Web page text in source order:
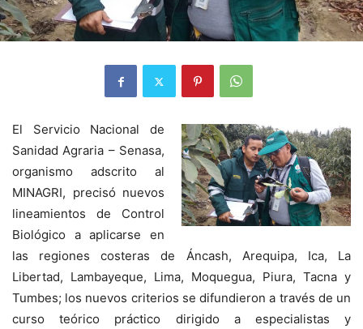
El Servicio Nacional de
Sanidad Agraria – Senasa,
organismo adscrito al
MINAGRI, precisó nuevos
lineamientos de Control
Biológico a aplicarse en
las regiones costeras de Áncash, Arequipa, Ica, La
Libertad, Lambayeque, Lima, Moquegua, Piura, Tacna y
Tumbes; los nuevos criterios se difundieron a través de un
curso teórico práctico dirigido a especialistas y